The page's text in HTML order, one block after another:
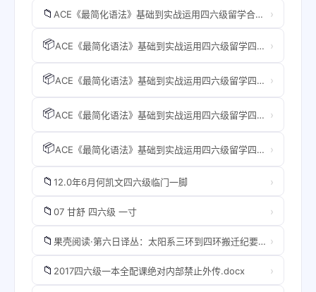
📁 ACE《最简化语法》基础到实战运用四六级留学合一集 ›
📦 ACE《最简化语法》基础到实战运用四六级留学四合一语法合集 ›
📦 ACE《最简化语法》基础到实战运用四六级留学四合一语法合集 ›
📦 ACE《最简化语法》基础到实战运用四六级留学四合一语法合集 ›
📦 ACE《最简化语法》基础到实战运用四六级留学四合一语法合集 ›
📁 12.0年6月何凯文四六级临门一脚 ›
📁 07 甘舒 四六级 一寸 ›
📁 果壳阅读·第六日译丛：太阳系三环到四环搬迁纪要（继《人类尸体的奇异生活》之后，玛丽·罗琦又一重口味力作，来一场令纯爷们都羞怯的太空旅行吧！）.B01D2XNPAS.azw3 ›
📁 2017四六级一本全配课绝对内部禁止外传.docx ›